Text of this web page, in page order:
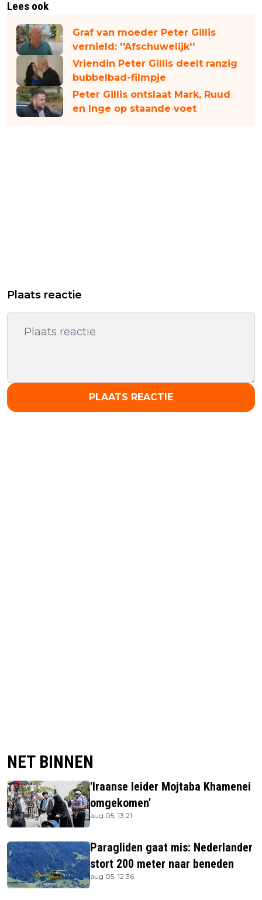
Lees ook
Graf van moeder Peter Gillis
vernield: ''Afschuwelijk''
Vriendin Peter Gillis deelt ranzig
bubbelbad-filmpje
Peter Gillis ontslaat Mark, Ruud
en Inge op staande voet
Plaats reactie
PLAATS REACTIE
NET BINNEN
'Iraanse leider Mojtaba Khamenei
omgekomen'
aug 05, 13:21
Paragliden gaat mis: Nederlander
stort 200 meter naar beneden
aug 05, 12:36